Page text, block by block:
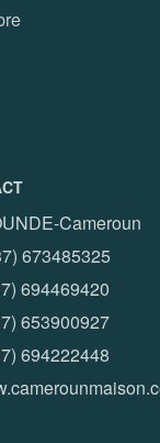
Cameroun
673485325
694469420
653900927
694222448